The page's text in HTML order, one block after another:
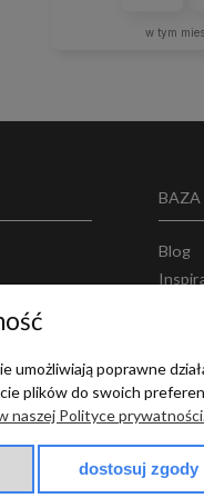
w tym
BAZA
Blog
umożliwiają poprawne
plików do swoich
naszej Polityce
dostosuj zgody